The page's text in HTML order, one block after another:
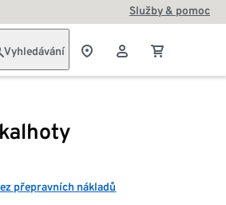
Služby & pomoc
Vyhledávání
přepravních nákladů